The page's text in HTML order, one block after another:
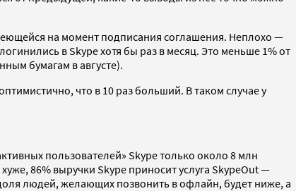
на момент подписания соглашения. Неплохо —
в Skype хотя бы раз в месяц. Это меньше 1% от
бумагам в августе).
что в 10 раз больший. В таком случае у
пользователей» Skype только около 8 млн
86% выручки Skype приносит услуга SkypeOut —
людей, желающих позвонить в офлайн, будет ниже, а